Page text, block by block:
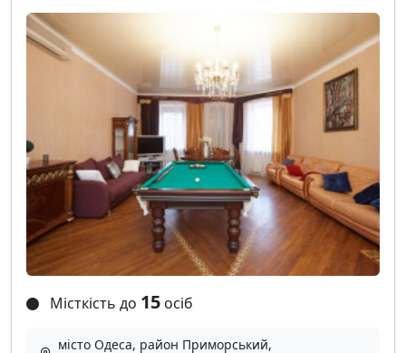
Місткість до 15 осіб
місто Одеса, район Приморський,